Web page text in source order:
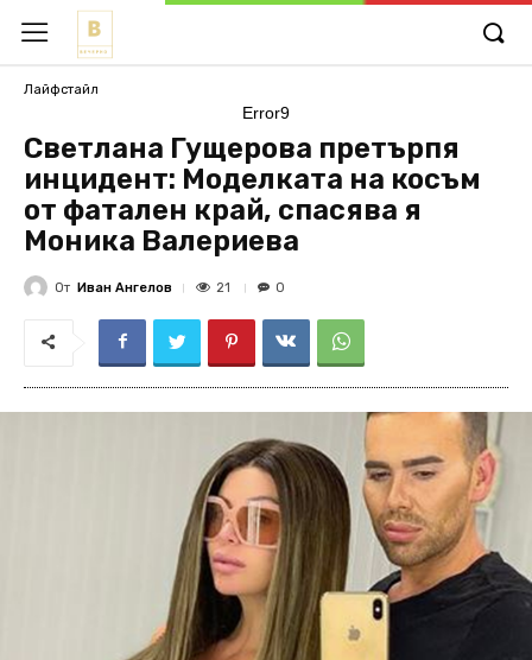
Лайфстайл
Error9
Светлана Гущерова претърпя
инцидент: Моделката на косъм
от фатален край, спасява я
Моника Валериева
От Иван Ангелов 21 0